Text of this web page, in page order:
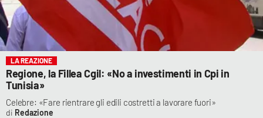
LA REAZIONE
Regione, la Fillea Cgil: «No a investimenti in Cpi in
Tunisia»
Celebre: «Fare rientrare gli edili costretti a lavorare fuori»
Redazione